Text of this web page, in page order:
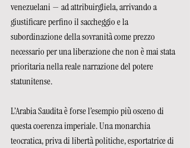
venezuelani — ad attribuirgliela, arrivando a
giustificare perfino il saccheggio e la
subordinazione della sovranità come prezzo
necessario per una liberazione che non è mai stata
prioritaria nella reale narrazione del potere
statunitense.
L’Arabia Saudita è forse l’esempio più osceno di
questa coerenza imperiale. Una monarchia
teocratica, priva di libertà politiche, esportatrice di